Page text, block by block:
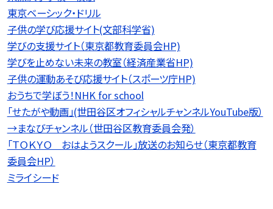
東京ベーシック・ドリル
子供の学び応援サイト(文部科学省)
学びの支援サイト（東京都教育委員会HP)
学びを止めない未来の教室（経済産業省HP)
子供の運動あそび応援サイト（スポーツ庁HP)
おうちで学ぼう！NHK for school
「せたがや動画」(世田谷区オフィシャルチャンネルYouTube版）
→まなびチャンネル（世田谷区教育委員会発）
「ＴＯＫＹＯ おはようスクール」放送のお知らせ（東京都教育
委員会HP）
ミライシード